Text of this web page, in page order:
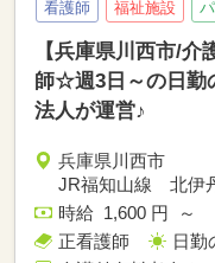
看護師 福祉施設
【兵庫県川西市/
師☆週3日～の日勤
法人が運営♪
兵庫県川西市
JR福知山線 北伊
時給 1,600 円 ～
正看護師
日勤